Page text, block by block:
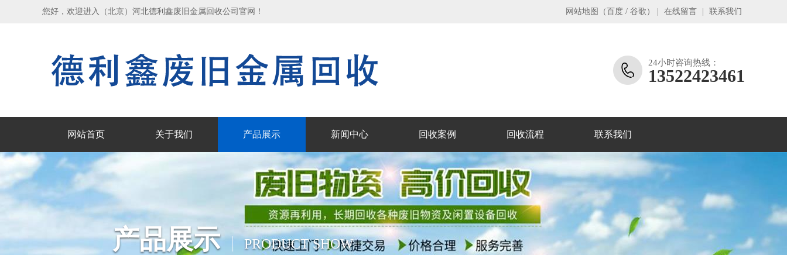
您好，欢迎进入（北京）河北德利鑫废旧金属回收公司官网！ 网站地图 （ 百度 / 谷歌 ） 在线留言 联系我们
24小时咨询热线：
13522423461
网站首页 关于我们 产品展示 新闻中心 回收案例 回收流程 联系我们
产品展示 PRODUCT SHOW